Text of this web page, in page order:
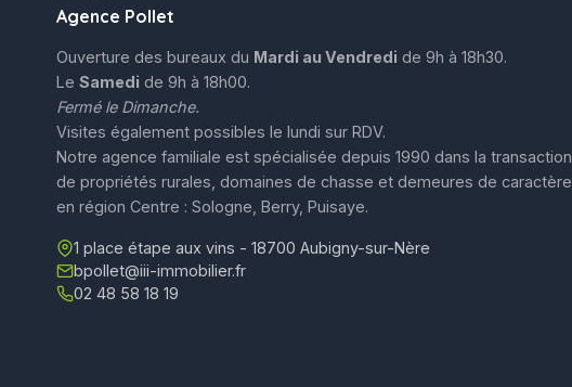
Agence Pollet
Ouverture des bureaux du Mardi au Vendredi de 9h à 18h30.
Le Samedi de 9h à 18h00.
Fermé le Dimanche.
Visites également possibles le lundi sur RDV.
Notre agence familiale est spécialisée depuis 1990 dans la transaction
de propriétés rurales, domaines de chasse et demeures de caractère
en région Centre : Sologne, Berry, Puisaye.
1 place étape aux vins - 18700 Aubigny-sur-Nère
bpollet@iii-immobilier.fr
02 48 58 18 19